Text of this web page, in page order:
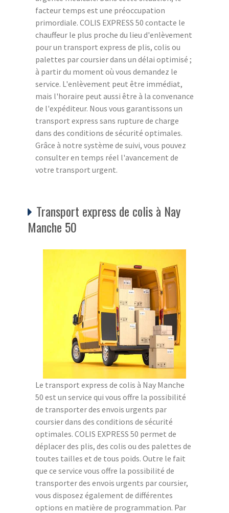
facteur temps est une préoccupation
primordiale. COLIS EXPRESS 50 contacte le
chauffeur le plus proche du lieu d'enlèvement
pour un transport express de plis, colis ou
palettes par coursier dans un délai optimisé ;
à partir du moment où vous demandez le
service. L'enlèvement peut être immédiat,
mais l'horaire peut aussi être à la convenance
de l'expéditeur. Nous vous garantissons un
transport express sans rupture de charge
dans des conditions de sécurité optimales.
Grâce à notre système de suivi, vous pouvez
consulter en temps réel l'avancement de
votre transport urgent.
Transport express de colis à Nay
Manche 50
Le transport express de colis à Nay Manche
50 est un service qui vous offre la possibilité
de transporter des envois urgents par
coursier dans des conditions de sécurité
optimales. COLIS EXPRESS 50 permet de
déplacer des plis, des colis ou des palettes de
toutes tailles et de tous poids. Outre le fait
que ce service vous offre la possibilité de
transporter des envois urgents par coursier,
vous disposez également de différentes
options en matière de programmation. Par